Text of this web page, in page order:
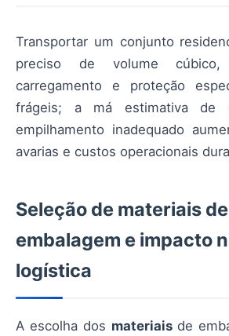
Transportar um conjunto
preciso de volume cúbico,
carregamento e proteção
frágeis; a má estimativa de
empilhamento inadequado
avarias e custos operacionais
Seleção de materiais de
embalagem e impacto
logística
A escolha dos materiaisde